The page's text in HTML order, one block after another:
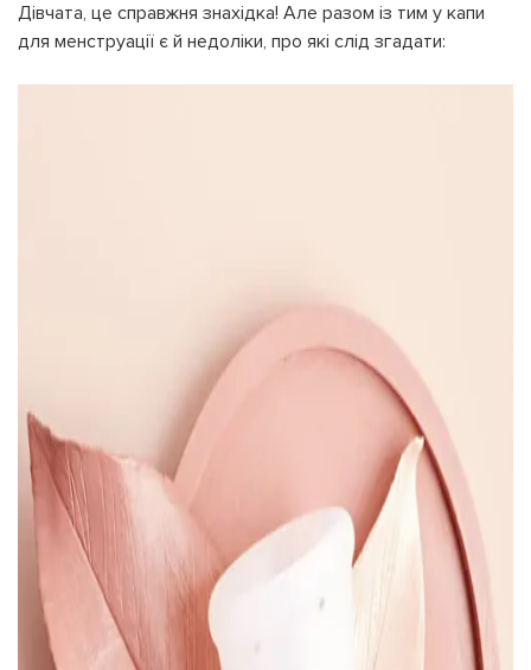
Дівчата, це справжня знахідка! Але разом із тим у капи
для менструації є й недоліки, про які слід згадати: